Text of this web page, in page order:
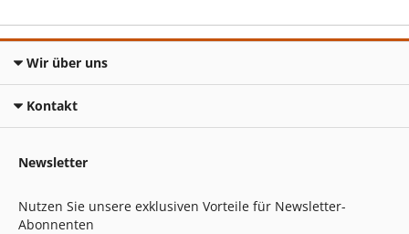
Wir über uns
Kontakt
Newsletter
Nutzen Sie unsere exklusiven Vorteile für Newsletter-
Abonnenten